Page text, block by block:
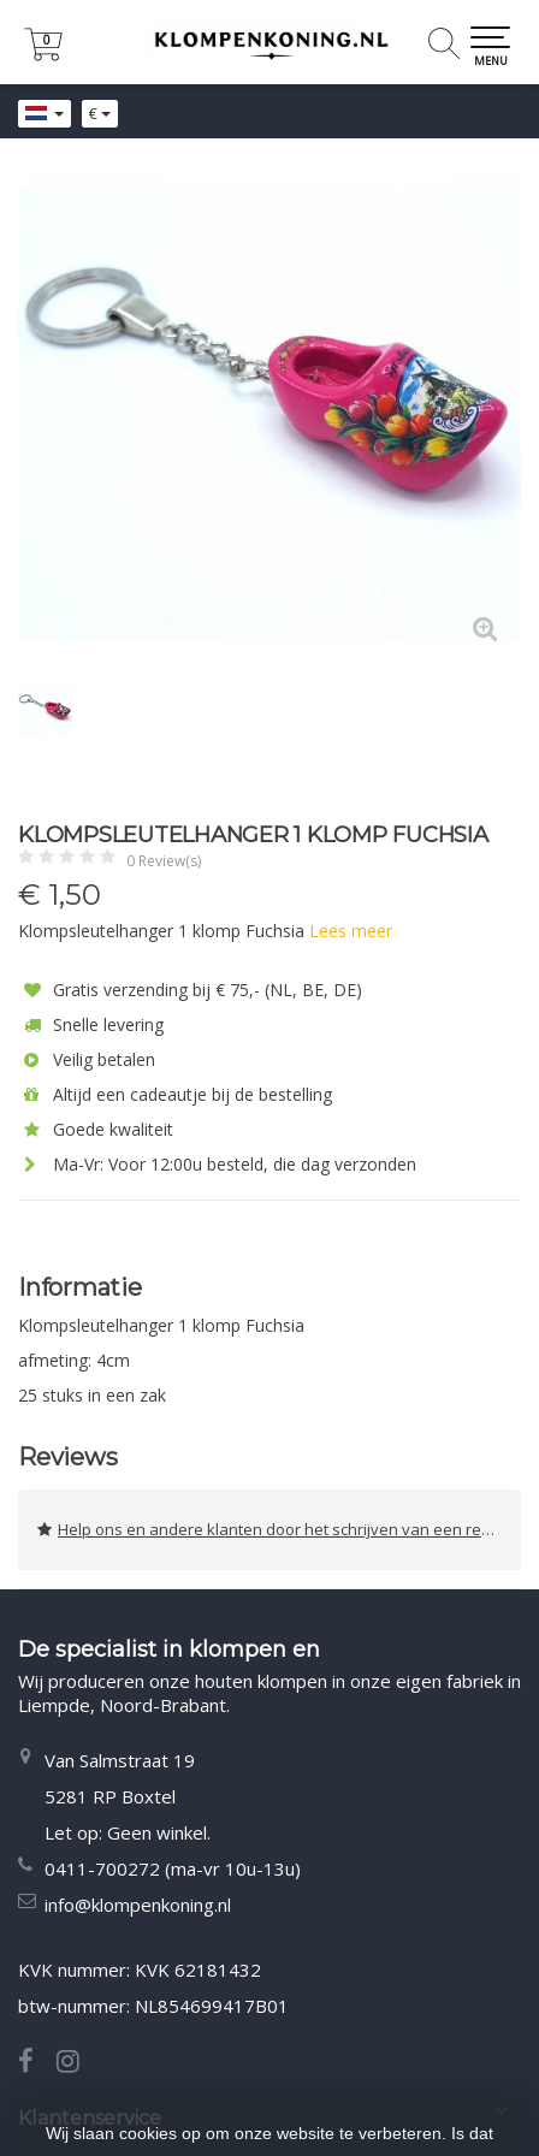
€
0
0
MENU
KLOMPSLEUTELHANGER 1 KLOMP FUCHSIA
0 Review(s)
€ 1,50
Klompsleutelhanger 1 klomp Fuchsia Lees meer
Gratis verzending bij € 75,- (NL, BE, DE)
Snelle levering
Veilig betalen
Altijd een cadeautje bij de bestelling
Goede kwaliteit
Ma-Vr: Voor 12:00u besteld, die dag verzonden
Informatie
Klompsleutelhanger 1 klomp Fuchsia
afmeting: 4cm
25 stuks in een zak
Reviews
Help ons en andere klanten door het schrijven van een review
De specialist in klompen en
Wij produceren onze houten klompen in onze eigen fabriek in
Liempde, Noord-Brabant.
Van Salmstraat 19
5281 RP Boxtel
Let op: Geen winkel.
0411-700272 (ma-vr 10u-13u)
info@klompenkoning.nl
KVK nummer: KVK 62181432
btw-nummer: NL854699417B01
Klantenservice
Wij slaan cookies op om onze website te verbeteren. Is dat